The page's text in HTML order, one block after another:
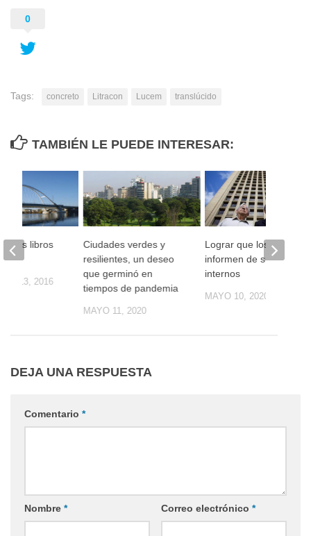
0
Tags: concreto Litracon Lucem translúcido
TAMBIÉN LE PUEDE INTERESAR:
Ciudades verdes y
resilientes, un deseo
que germinó en
tiempos de pandemia
MAYO 11, 2020
Lograr que los edificios
informen de sus daños
internos
MAYO 10, 2020
los libros
13, 2016
DEJA UNA RESPUESTA
Comentario *
Nombre * Correo electrónico *